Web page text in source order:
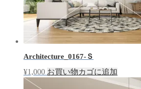
Architecture_0167-Ｓ
¥1,000 お買い物カゴに追加